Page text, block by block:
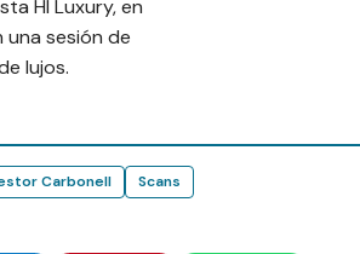
HI Luxury, en
una sesión de
lujos.
Carbonell Scans